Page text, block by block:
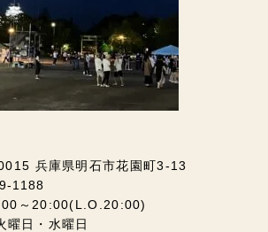
兵庫県明石市花園町3-13
1188
～20:00(L.O.20:00)
日・水曜日